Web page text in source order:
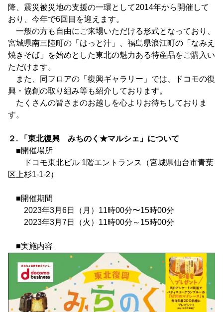
降、震災被災地の支援の一環として2014年から開催して
おり、今年で6回目を迎えます。
一般の方も自由にご来場いただける形式となっており、
宮城県南三陸町の「はっと汁」、福島県浪江町の「なみえ
焼きそば」を始めとした東北の魅力ある特産品をご購入い
ただけます。
また、同フロアの「復興ギャラリー」では、ドコモの復
興・協創の取り組み等も紹介しております。
たくさんの皆さまのお越しを心よりお待ちしておりま
す。
２. 「東北復興 みちのく★マルシェ」について
■開催場所
ドコモ東北ビル 1階エントランス（宮城県仙台市青葉
区上杉1-1-2）
■開催期間
2023年3月6日（月）11時00分〜15時00分
2023年3月7日（火）11時00分～15時00分
■実施内容